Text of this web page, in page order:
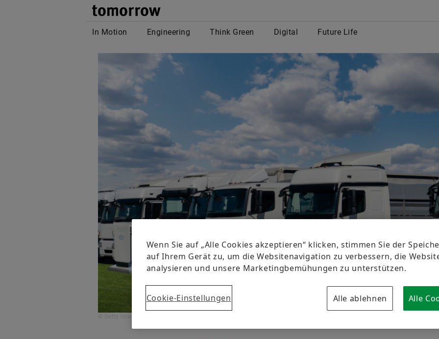
tomorrow
In Motion Engineering Think Green Digital Future Life
Wenn Sie auf „Alle Cookies akzeptieren“ klicken, stimmen Sie der
auf Ihrem Gerät zu, um die Websitenavigation zu verbessern, die
analysieren und unsere Marketingbemühungen zu unterstützen.
Cookie-Einstellungen Alle ablehnen Alle